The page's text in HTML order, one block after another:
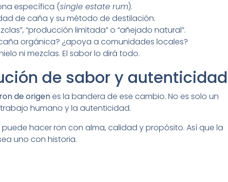
específica (single estate rum).
de caña y su método de destilación.
“producción limitada” o “añejado natural”.
orgánica? ¿apoya a comunidades locales?
ni mezclas. El sabor lo dirá todo.
de sabor y autenticidad
ron de origenes la bandera de ese cambio. No es solo un
humano y la autenticidad.
hacer ron con alma, calidad y propósito. Así que la
uno con historia.